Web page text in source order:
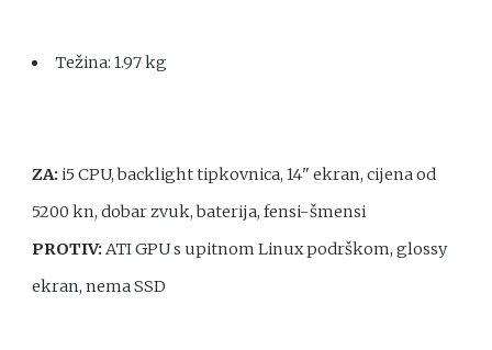
Težina: 1.97 kg
ZA:i5 CPU, backlight tipkovnica, 14" ekran, cijena od
5200 kn, dobar zvuk, baterija, fensi-šmensi
PROTIV:ATI GPU s upitnom Linux podrškom, glossy
ekran, nema SSD